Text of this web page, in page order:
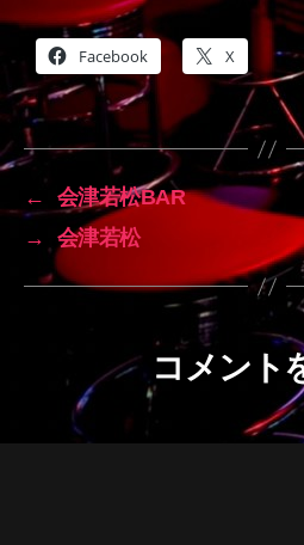
Facebook X
←
会津若松BAR
→
会津若松
コメント